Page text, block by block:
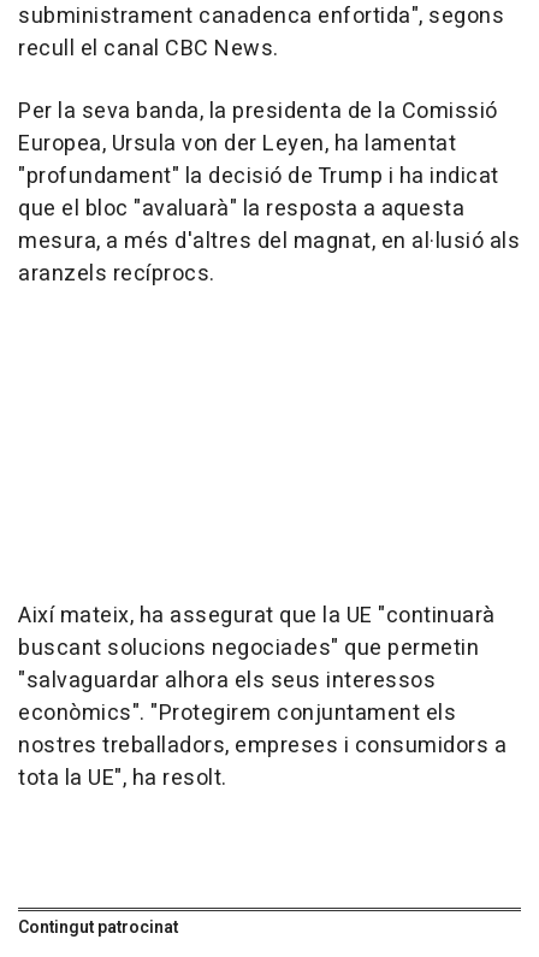
subministrament canadenca enfortida", segons
recull el canal CBC News.
Per la seva banda, la presidenta de la Comissió
Europea, Ursula von der Leyen, ha lamentat
"profundament" la decisió de Trump i ha indicat
que el bloc "avaluarà" la resposta a aquesta
mesura, a més d'altres del magnat, en al·lusió als
aranzels recíprocs.
Així mateix, ha assegurat que la UE "continuarà
buscant solucions negociades" que permetin
"salvaguardar alhora els seus interessos
econòmics". "Protegirem conjuntament els
nostres treballadors, empreses i consumidors a
tota la UE", ha resolt.
Contingut patrocinat